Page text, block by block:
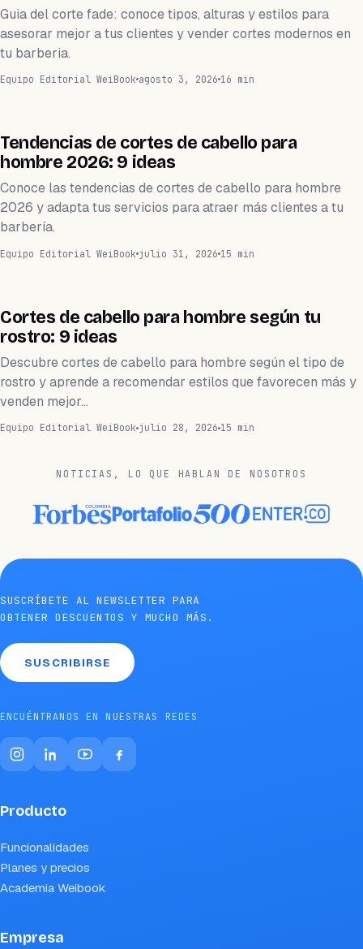
Guia del corte fade: conoce tipos, alturas y estilos para
asesorar mejor a tus clientes y vender cortes modernos en
tu barberia.
Equipo Editorial WeiBook agosto 3, 2026 16 min
BELLEZA
Tendencias de cortes de cabello para
hombre 2026: 9 ideas
Conoce las tendencias de cortes de cabello para hombre
2026 y adapta tus servicios para atraer más clientes a tu
barbería.
Equipo Editorial WeiBook julio 31, 2026 15 min
BELLEZA
Cortes de cabello para hombre según tu
rostro: 9 ideas
Descubre cortes de cabello para hombre según el tipo de
rostro y aprende a recomendar estilos que favorecen más y
venden mejor…
Equipo Editorial WeiBook julio 28, 2026 15 min
NOTICIAS, LO QUE HABLAN DE NOSOTROS
SUSCRÍBETE AL NEWSLETTER PARA
OBTENER DESCUENTOS Y MUCHO MÁS.
SUSCRIBIRSE
ENCUÉNTRANOS EN NUESTRAS REDES
Producto
Funcionalidades
Planes y precios
Academia Weibook
Empresa